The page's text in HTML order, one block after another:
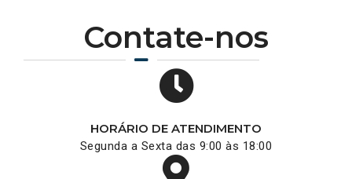
Contate-nos
HORÁRIO DE ATENDIMENTO
Segunda a Sexta das 9:00 às 18:00